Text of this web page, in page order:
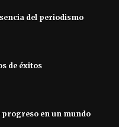
del periodismo
de éxitos
progreso en un mundo